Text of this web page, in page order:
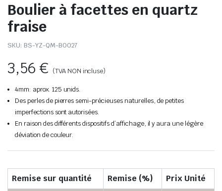
Boulier à facettes en quartz
fraise
SKU: BS-YZ-QM-B0027
3,56€ (TVA NON incluse)
4mm: aprox. 125 unids.
Des perles de pierres semi-précieuses naturelles, de petites
imperfections sont autorisées.
En raison des différents dispositifs d’affichage, il y aura une légère
déviation de couleur.
Remise sur quantité Remise (%)
Prix Unité